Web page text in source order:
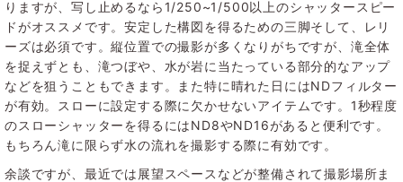
りますが、写し止めるなら1/250~1/500以上のシャッタースピー
ドがオススメです。安定した構図を得るための三脚そして、レリ
ーズは必須です。縦位置での撮影が多くなりがちですが、滝全体
を捉えずとも、滝つぼや、水が岩に当たっている部分的なアップ
などを狙うこともできます。また特に晴れた日にはNDフィルター
が有効。スローに設定する際に欠かせないアイテムです。1秒程度
のスローシャッターを得るにはND8やND16があると便利です。
もちろん滝に限らず水の流れを撮影する際に有効です。
余談ですが、最近では展望スペースなどが整備されて撮影場所ま